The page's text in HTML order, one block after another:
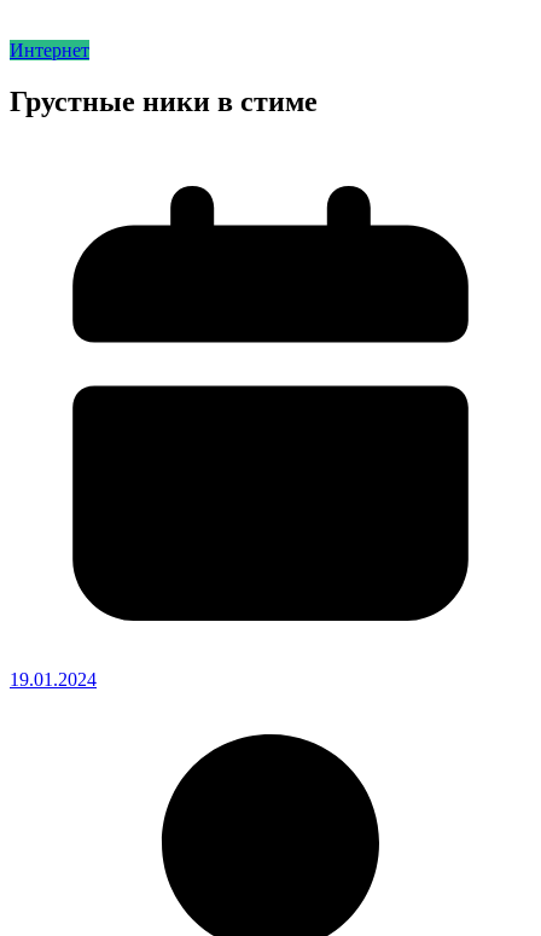
Интернет
Грустные ники в стиме
19.01.2024